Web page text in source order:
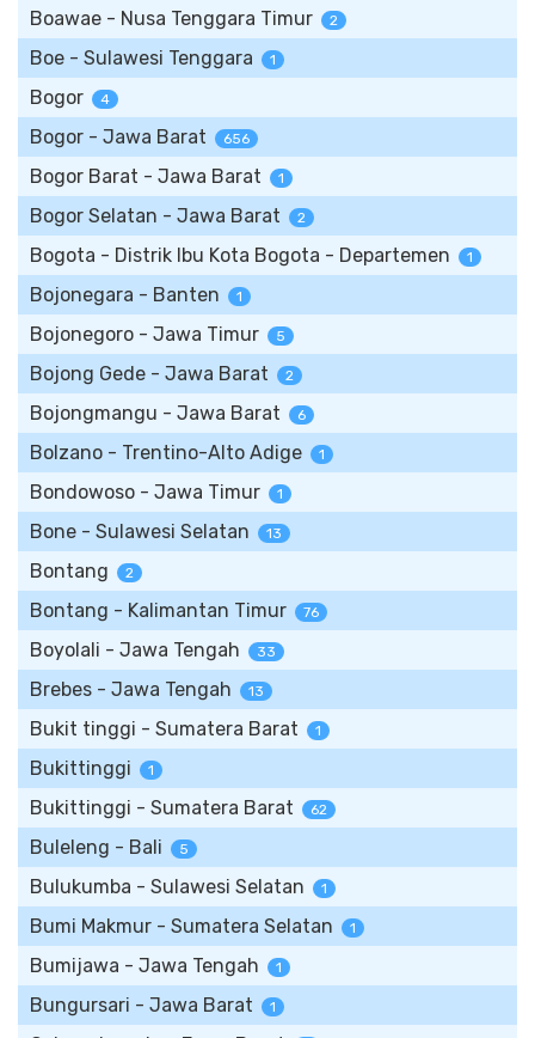
Boawae - Nusa Tenggara Timur 2
Boe - Sulawesi Tenggara 1
Bogor 4
Bogor - Jawa Barat 656
Bogor Barat - Jawa Barat 1
Bogor Selatan - Jawa Barat 2
Bogota - Distrik Ibu Kota Bogota - Departemen 1
Bojonegara - Banten 1
Bojonegoro - Jawa Timur 5
Bojong Gede - Jawa Barat 2
Bojongmangu - Jawa Barat 6
Bolzano - Trentino-Alto Adige 1
Bondowoso - Jawa Timur 1
Bone - Sulawesi Selatan 13
Bontang 2
Bontang - Kalimantan Timur 76
Boyolali - Jawa Tengah 33
Brebes - Jawa Tengah 13
Bukit tinggi - Sumatera Barat 1
Bukittinggi 1
Bukittinggi - Sumatera Barat 62
Buleleng - Bali 5
Bulukumba - Sulawesi Selatan 1
Bumi Makmur - Sumatera Selatan 1
Bumijawa - Jawa Tengah 1
Bungursari - Jawa Barat 1